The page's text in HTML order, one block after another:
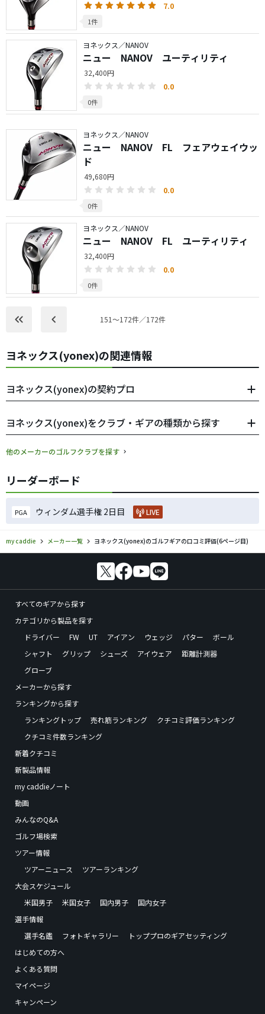
7.0
1件
ヨネックス／NANOV
ニュー NANOV ユーティリティ
32,400円
0.0
0件
ヨネックス／NANOV
ニュー NANOV FL フェアウェイウッ
ド
49,680円
0.0
0件
ヨネックス／NANOV
ニュー NANOV FL ユーティリティ
32,400円
0.0
0件
keyboard_double_arrow_left keyboard_arrow_left 151〜172件／172件
ヨネックス(yonex)の関連情報
ヨネックス(yonex)の契約プロ
ヨネックス(yonex)をクラブ・ギアの種類から探す
他のメーカーのゴルフクラブを探す
リーダーボード
PGA ウィンダム選手権 2日目 LIVE
my caddie メーカー一覧 ヨネックス(yonex)のゴルフギアの口コミ評価(6ページ目)
すべてのギアから探す
カテゴリから製品を探す
ドライバー
FW UT アイアン ウェッジ パター
ボール
シャフト
グリップ シューズ アイウェア
距離計測器
グローブ
メーカーから探す
ランキングから探す
ランキングトップ
売れ筋ランキング
クチコミ評価ランキング
クチコミ件数ランキング
新着クチコミ
新製品情報
my caddieノート
動画
みんなのQ&A
ゴルフ場検索
ツアー情報
ツアーニュース
ツアーランキング
大会スケジュール
米国男子
米国女子 国内男子
国内女子
選手情報
選手名鑑
フォトギャラリー
トッププロのギアセッティング
はじめての方へ
よくある質問
マイページ
キャンペーン